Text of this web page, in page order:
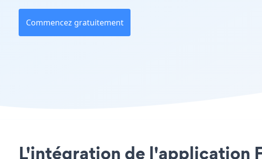
Commencez gratuitement
L'intégration de l'application